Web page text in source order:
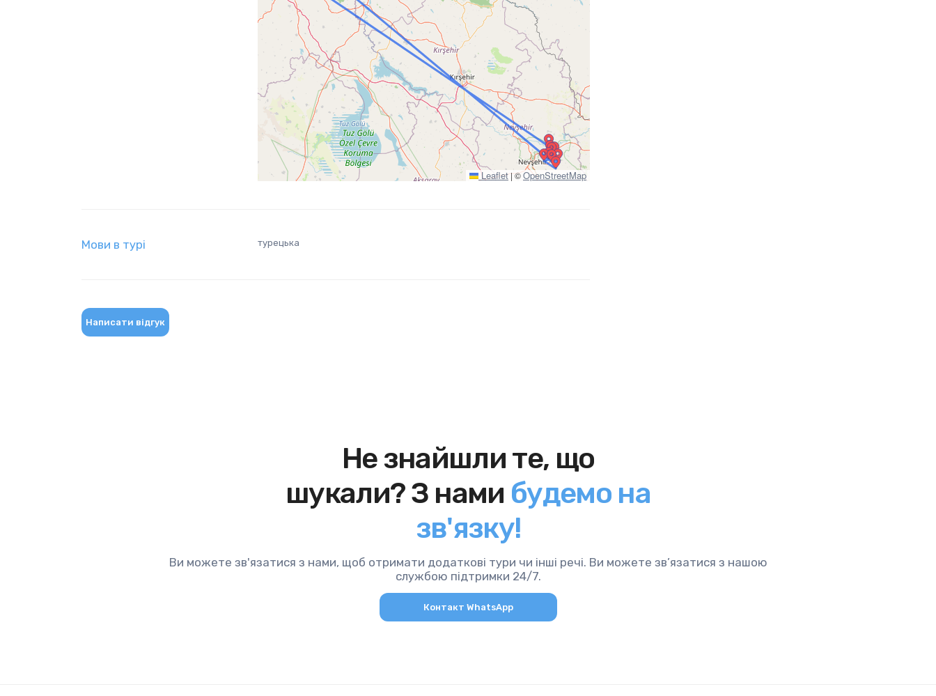
Leaflet | ©OpenStreetMap
Мови в турі турецька
Написати відгук
Не знайшли те, що
шукали? З нами будемо на
зв'язку!
Ви можете зв'язатися з нами, щоб отримати додаткові тури чи інші речі. Ви можете зв’язатися з нашою
службою підтримки 24/7.
Контакт WhatsApp